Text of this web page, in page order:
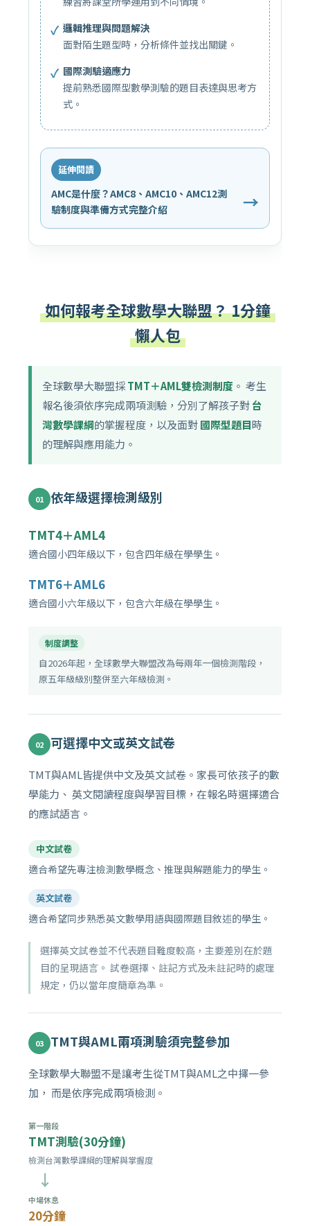
✓ 邏輯推理與問題解決
面對陌生題型時，分析條件並找出關鍵。
✓ 國際測驗適應力
提前熟悉國際型數學測驗的題目表達與思考方
式。
延伸閱讀
AMC是什麼？AMC8、AMC10、AMC12測
驗制度與準備方式完整介紹
→
如何報考全球數學大聯盟？ 1分鐘
懶人包
全球數學大聯盟採TMT＋AML雙檢測制度 。 考生
報名後須依序完成兩項測驗，分別了解孩子對台
灣數學課綱的掌握程度，以及面對國際型題目時
的理解與應用能力。
01 依年級選擇檢測級別
TMT4＋AML4
適合國小四年級以下，包含四年級在學學生。
TMT6＋AML6
適合國小六年級以下，包含六年級在學學生。
制度調整
自2026年起，全球數學大聯盟改為每兩年一個檢測階段，
原五年級級別整併至六年級檢測。
02 可選擇中文或英文試卷
TMT與AML皆提供中文及英文試卷。家長可依孩子的數
學能力、 英文閱讀程度與學習目標，在報名時選擇適合
的應試語言。
中文試卷
適合希望先專注檢測數學概念、推理與解題能力的學生。
英文試卷
適合希望同步熟悉英文數學用語與國際題目敘述的學生。
選擇英文試卷並不代表題目難度較高，主要差別在於題
目的呈現語言。 試卷選擇、註記方式及未註記時的處理
規定，仍以當年度簡章為準。
03 TMT與AML兩項測驗須完整參加
全球數學大聯盟不是讓考生從TMT與AML之中擇一參
加， 而是依序完成兩項檢測。
第一階段
TMT測驗(30分鐘)
檢測台灣數學課綱的理解與掌握度
→
中場休息
20分鐘